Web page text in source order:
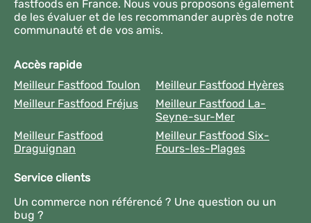
fastfoods en France. Nous vous proposons également
de les évaluer et de les recommander auprès de notre
communauté et de vos amis.
Accès rapide
Meilleur Fastfood Toulon
Meilleur Fastfood Hyères
Meilleur Fastfood Fréjus
Meilleur Fastfood La-
Seyne-sur-Mer
Meilleur Fastfood
Draguignan
Meilleur Fastfood Six-
Fours-les-Plages
Service clients
Un commerce non référencé ? Une question ou un
bug ?